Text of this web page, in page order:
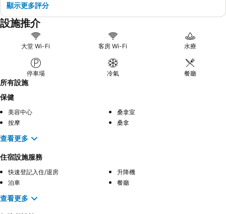
顯示更多評分
設施推介
大堂 Wi-Fi 客房 Wi-Fi 水療
停車場 冷氣 餐廳
所有設施
保健
美容中心
桑拿室
按摩
桑拿
查看更多
住宿設施服務
快速登記入住/退房
升降機
泊車
餐廳
查看更多